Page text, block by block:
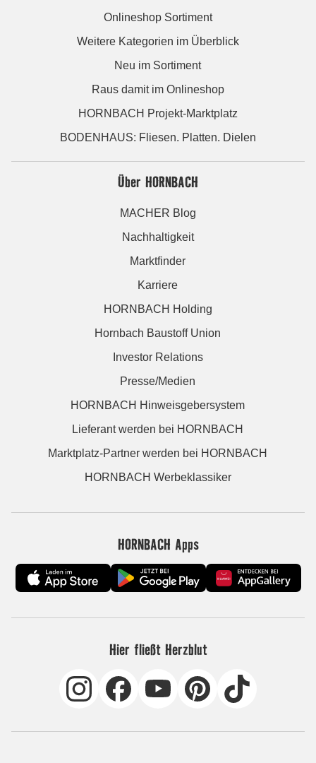
Onlineshop Sortiment
Weitere Kategorien im Überblick
Neu im Sortiment
Raus damit im Onlineshop
HORNBACH Projekt-Marktplatz
BODENHAUS: Fliesen. Platten. Dielen
Über HORNBACH
MACHER Blog
Nachhaltigkeit
Marktfinder
Karriere
HORNBACH Holding
Hornbach Baustoff Union
Investor Relations
Presse/Medien
HORNBACH Hinweisgebersystem
Lieferant werden bei HORNBACH
Marktplatz-Partner werden bei HORNBACH
HORNBACH Werbeklassiker
HORNBACH Apps
Hier fließt Herzblut